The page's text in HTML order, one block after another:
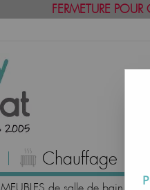
FERMETURE
Chauffage